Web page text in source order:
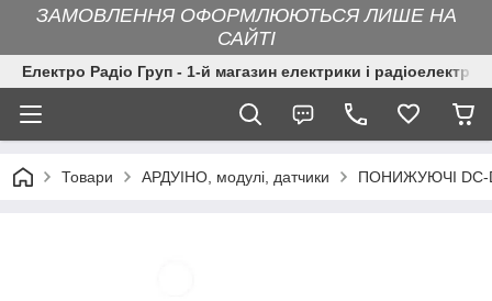
ЗАМОВЛЕННЯ ОФОРМЛЮЮТЬСЯ ЛИШЕ НА
САЙТІ
Електро Радіо Груп - 1-й магазин електрики і
Товари АРДУІНО, модулі, датчики ПОНИЖУЮЧІ DC-